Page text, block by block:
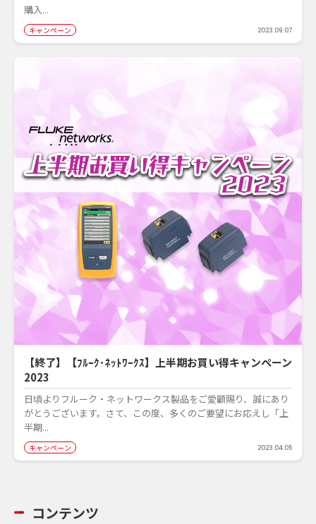
購入...
キャンペーン 2023.09.07
【終了】【ﾌﾙｰｸ･ﾈｯﾄﾜｰｸｽ】上半期お買い得キャンペーン
2023
日頃よりフルーク・ネットワークス製品をご愛顧賜り、誠にあり
がとうございます。さて、この度、多くのご要望にお応えし「上
半期...
キャンペーン 2023.04.05
コンテンツ